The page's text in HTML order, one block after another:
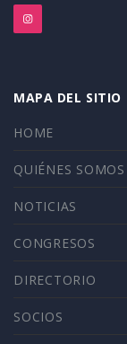
MAPA DEL SITIO
HOME
QUIÉNES SOMOS
NOTICIAS
CONGRESOS
DIRECTORIO
SOCIOS